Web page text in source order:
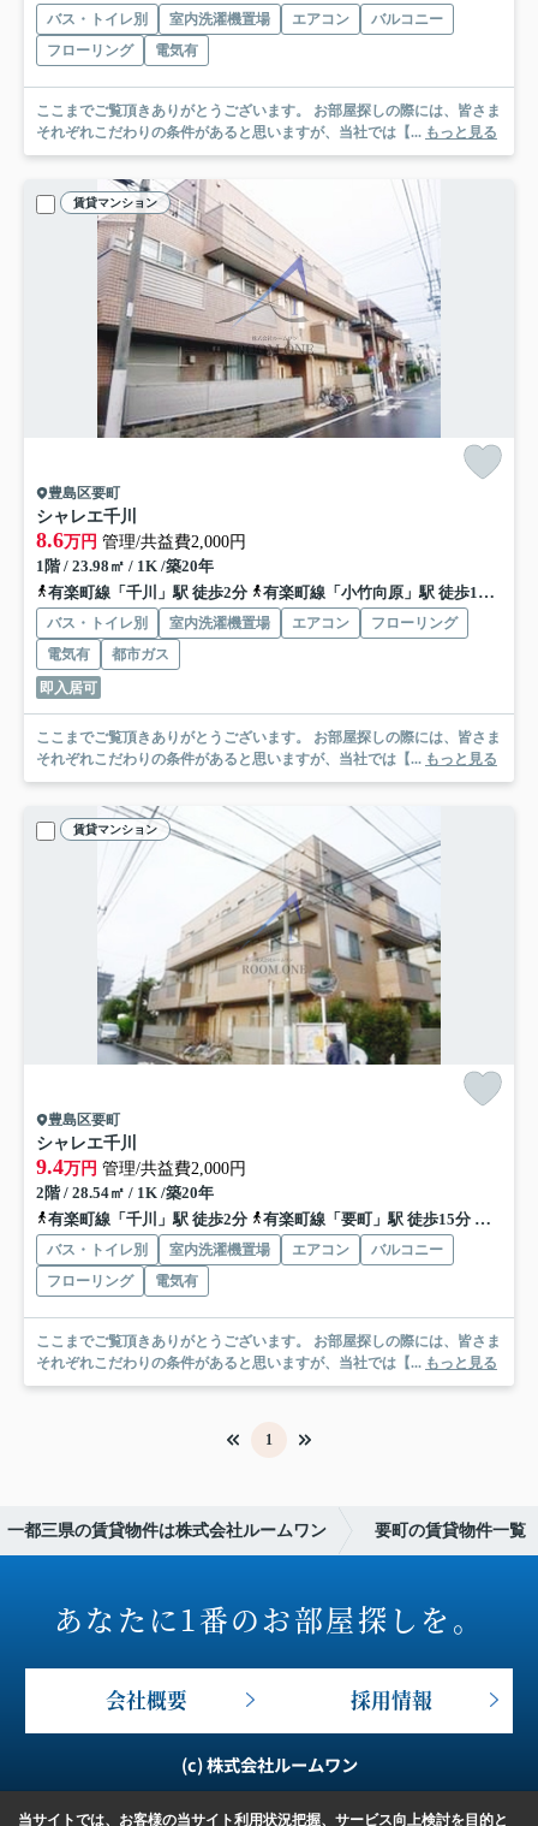
バス・トイレ別 室内洗濯機置場 エアコン
バルコニー
フローリング
電気有
ここまでご覧頂きありがとうございます。 お部屋探しの際には、皆さま
それぞれこだわりの条件があると思いますが、当社では【... もっと見る
賃貸マンション
豊島区要町
シャレエ千川
8.6万円 管理/共益費2,000円
1階 / 23.98㎡ / 1K /築20年
有楽町線「千川」駅 徒歩2分
有楽町線「小竹向原」駅 徒歩13分
バス・トイレ別 室内洗濯機置場 エアコン
フローリング
電気有
都市ガス
即入居可
ここまでご覧頂きありがとうございます。 お部屋探しの際には、皆さま
それぞれこだわりの条件があると思いますが、当社では【... もっと見る
賃貸マンション
豊島区要町
シャレエ千川
9.4万円 管理/共益費2,000円
2階 / 28.54㎡ / 1K /築20年
有楽町線「千川」駅 徒歩2分
有楽町線「要町」駅 徒歩15分 西武池
バス・トイレ別 室内洗濯機置場 エアコン
バルコニー
フローリング
電気有
ここまでご覧頂きありがとうございます。 お部屋探しの際には、皆さま
それぞれこだわりの条件があると思いますが、当社では【... もっと見る
1
一都三県の賃貸物件は株式会社ルームワン 要町の賃貸物件一覧
あなたに1番のお部屋探しを。
会社概要 採用情報
(c) 株式会社ルームワン
当サイトでは、お客様の当サイト利用状況把握、サービス向上検討を目的と